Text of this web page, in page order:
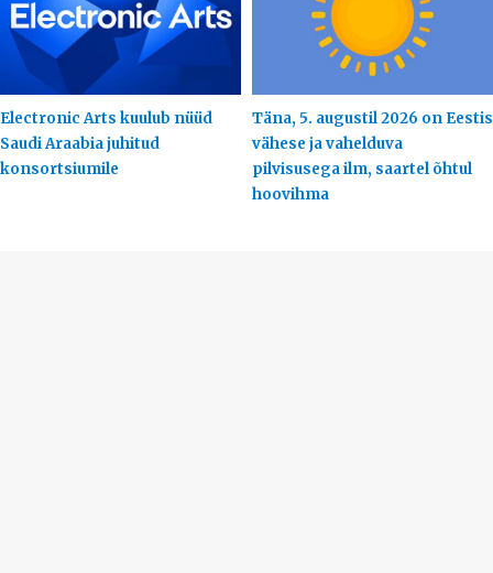
Electronic Arts kuulub nüüd
Saudi Araabia juhitud
konsortsiumile
Täna, 5. augustil 2026 on Eestis
vähese ja vahelduva
pilvisusega ilm, saartel õhtul
hoovihma